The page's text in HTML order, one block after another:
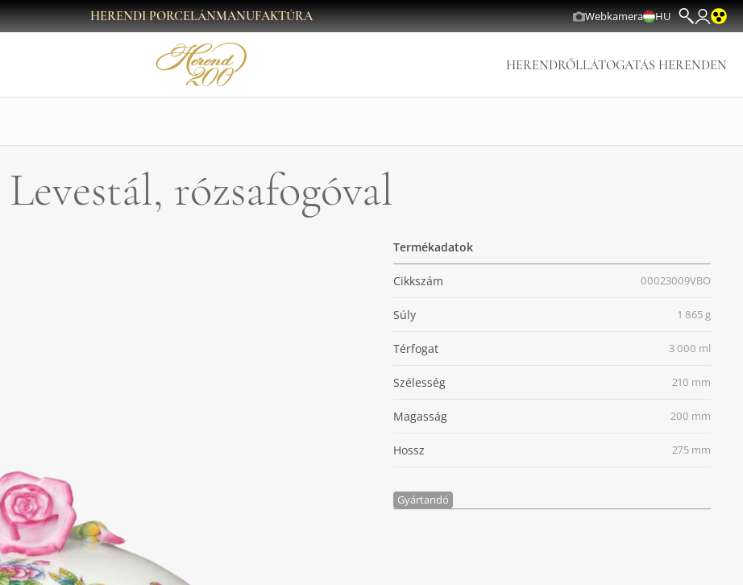
HERENDI PORCELÁNMANUFAKTÚRA Webkamera HU
HERENDRŐLLÁTOGATÁS HERENDEN
Levestál, rózsafogóval
Termékadatok
Cikkszám 00023009VBO
Súly 1 865 g
Térfogat 3 000 ml
Szélesség 210 mm
Magasság 200 mm
Hossz 275 mm
Gyártandó